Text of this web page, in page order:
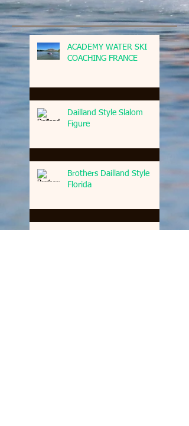
ACADEMY WATER SKI
COACHING FRANCE
Dailland Style Slalom
Figure
Brothers Dailland Style
Florida